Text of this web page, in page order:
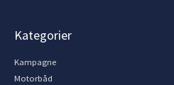
Kategorier
Kampagne
Motorbåd